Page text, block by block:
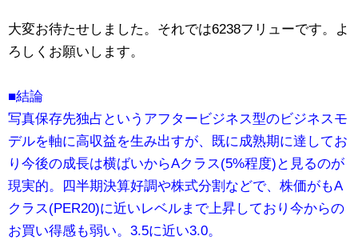
大変お待たせしました。それでは6238フリューです。よ
ろしくお願いします。
■結論
写真保存先独占というアフタービジネス型のビジネスモ
デルを軸に高収益を生み出すが、既に成熟期に達してお
り今後の成長は横ばいからAクラス(5%程度)と見るのが
現実的。四半期決算好調や株式分割などで、株価がもA
クラス(PER20)に近いレベルまで上昇しており今からの
お買い得感も弱い。3.5に近い3.0。